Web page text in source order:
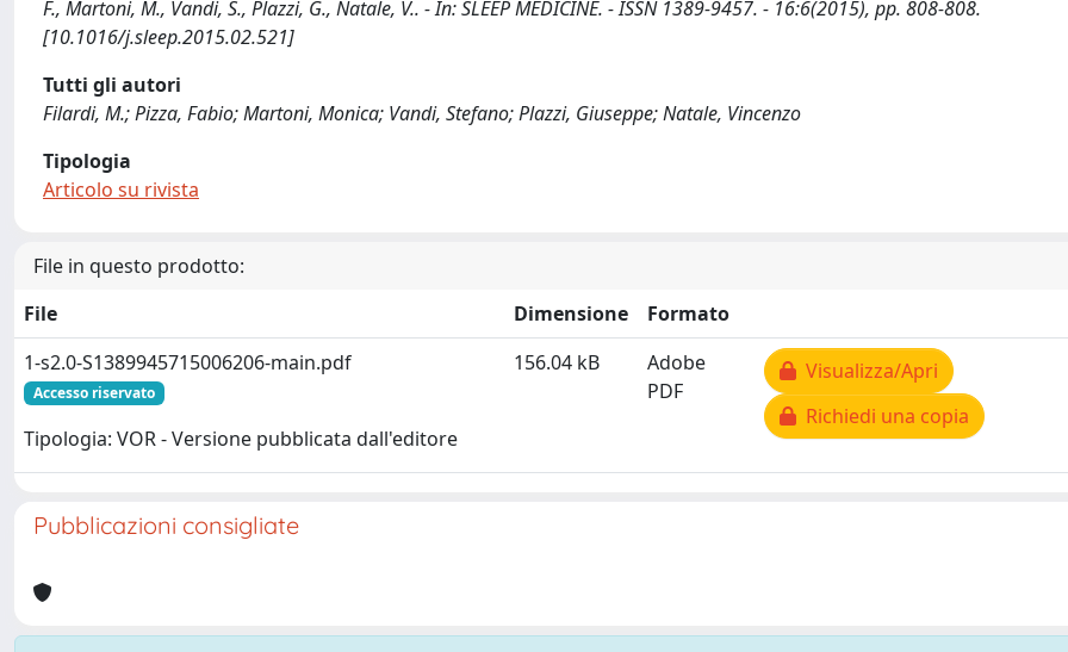
F., Martoni, M., Vandi, S., Plazzi, G., Natale, V.. - In: SLEEP MEDICINE. - ISSN 1389-9457. - 16:6(2015), pp. 808-808.
[10.1016/j.sleep.2015.02.521]
Tutti gli autori
Filardi, M.; Pizza, Fabio; Martoni, Monica; Vandi, Stefano; Plazzi, Giuseppe; Natale, Vincenzo
Tipologia
Articolo su rivista
File in questo prodotto:
File
Dimensione
Formato
1-s2.0-S1389945715006206-main.pdf
Accesso riservato
Tipologia: VOR - Versione pubblicata dall'editore
156.04 kB
Adobe
PDF
Visualizza/Apri
Richiedi una copia
Pubblicazioni consigliate